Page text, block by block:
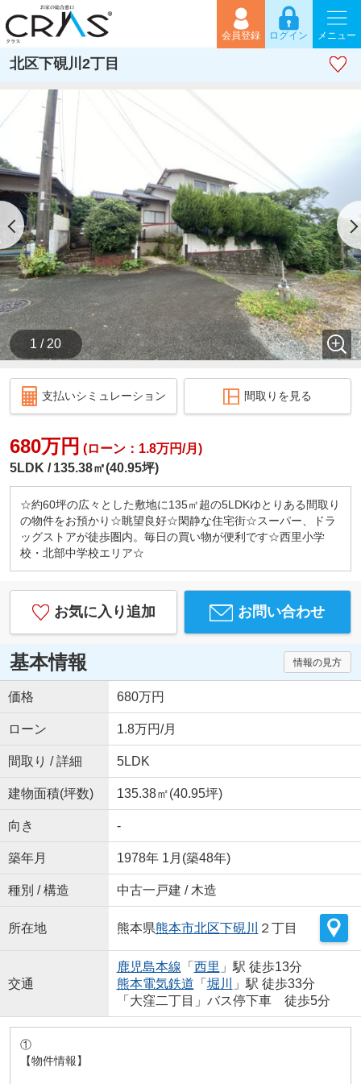
会員登録 ログイン メニュー
北区下硯川2丁目
1 / 20
支払いシミュレーション 間取りを見る
680万円 (ローン：1.8万円/月)
5LDK
135.38㎡(40.95坪)
☆約60坪の広々とした敷地に135㎡超の5LDKゆとりある間取り
の物件をお預かり☆眺望良好☆閑静な住宅街☆スーパー、ドラ
ッグストアが徒歩圏内。毎日の買い物が便利です☆西里小学
校・北部中学校エリア☆
お気に入り追加 お問い合わせ
基本情報 情報の見方
価格 680万円
ローン 1.8万円/月
間取り / 詳細 5LDK
建物面積(坪数) 135.38㎡(40.95坪)
向き -
築年月 1978年 1月(築48年)
種別 / 構造 中古一戸建 / 木造
所在地 熊本県熊本市北区下硯川 ２丁目
交通
鹿児島本線 「 西里 」駅 徒歩13分
熊本電気鉄道 「 堀川
」駅 徒歩33分
「大窪二丁目」バス停下車 徒歩5分
①
【物件情報】